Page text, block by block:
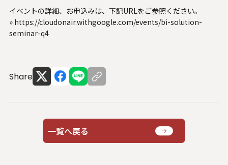
イベントの詳細、お申込みは、下記URLをご参照ください。
» https://cloudonair.withgoogle.com/events/bi-solution-
seminar-q4
Share
一覧へ戻る